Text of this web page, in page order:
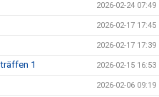
2026-02-24 07:49
2026-02-17 17:45
2026-02-17 17:39
1 2026-02-15 16:53
2026-02-06 09:19